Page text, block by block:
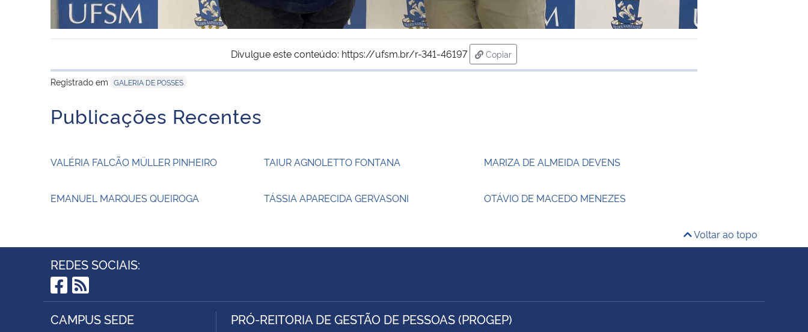
Divulgue este conteúdo: https://ufsm.br/r-341-46197
Copiar
para área de transferência
Registrado em GALERIA DE POSSES
Publicações Recentes
VALÉRIA FALCÃO MÜLLER PINHEIRO TAIUR AGNOLETTO FONTANA MARIZA DE ALMEIDA DEVENS
EMANUEL MARQUES QUEIROGA TÁSSIA APARECIDA GERVASONI OTÁVIO DE MACEDO MENEZES
Voltar ao topo
REDES SOCIAIS:
Facebook
RSS
CAMPUS SEDE PRÓ-REITORIA DE GESTÃO DE PESSOAS (PROGEP)